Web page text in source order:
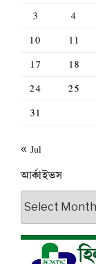
3
4
10
11
17
18
24
25
31
« Jul
আর্কাইভস
আর্কাইভস